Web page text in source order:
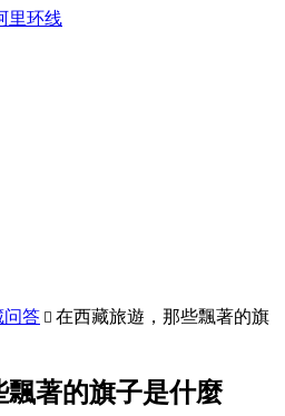
里环线
问答  在西藏旅遊，那些飄著的旗
著的旗子是什麼